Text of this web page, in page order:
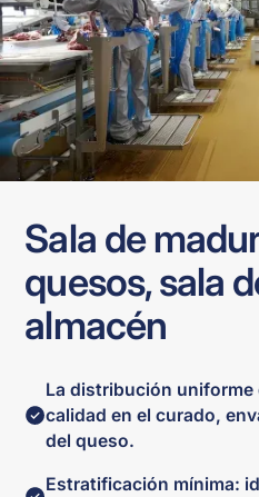
Sala de
quesos, sala
almacén
La distribución uniforme
calidad en el curado,
del queso.
Estratificación mínima: